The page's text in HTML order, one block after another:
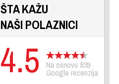
ŠTA KAŽU
NAŠI POLAZNICI
4.5 Na osnovu 939
Google recenzija.